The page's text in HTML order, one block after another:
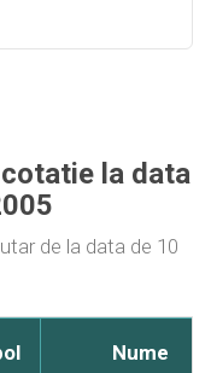
la data
de la data de 10
Nume